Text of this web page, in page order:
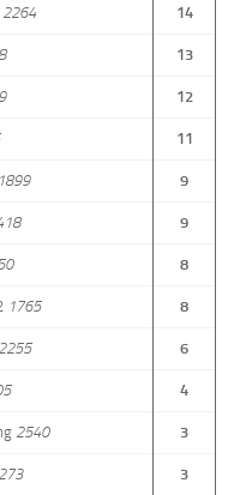
14
13
12
11
1899 9
9
8
1765 8
2255 6
4
2540 3
3